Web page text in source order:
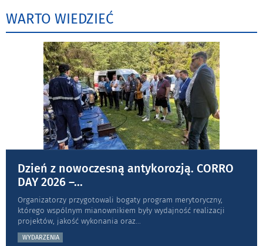
WARTO WIEDZIEĆ
Dzień z nowoczesną antykorozją. CORRO
DAY 2026 –...
Organizatorzy przygotowali bogaty program merytoryczny,
którego wspólnym mianownikiem były wydajność realizacji
projektów, jakość wykonania oraz...
WYDARZENIA